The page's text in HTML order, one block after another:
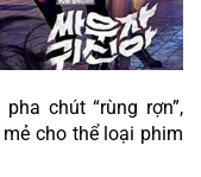
chút “rùng rợn”,
cho thể loại phim